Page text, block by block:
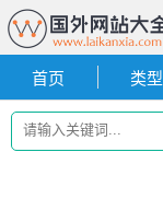
首页 类型